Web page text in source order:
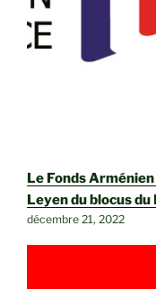
Le Fonds
Leyen du blocus
décembre 21, 2022